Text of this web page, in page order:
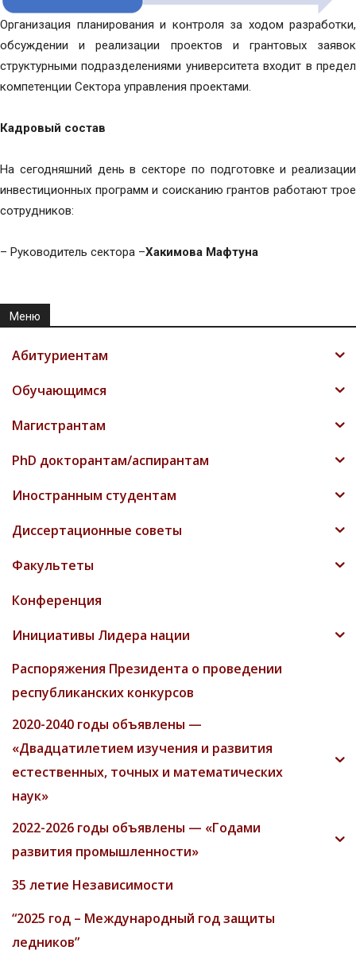
Организация планирования и контроля за ходом разработки,
обсуждении и реализации проектов и грантовых заявок
структурными подразделениями университета входит в предел
компетенции Сектора управления проектами.
Кадровый состав
На сегодняшний день в секторе по подготовке и реализации
инвестиционных программ и соисканию грантов работают трое
сотрудников:
– Руководитель сектора –Хакимова Мафтуна
Меню
Абитуриентам
Обучающимся
Магистрантам
PhD докторантам/аспирантам
Иностранным студентам
Диссертационные советы
Факультеты
Конференция
Инициативы Лидера нации
Распоряжения Президента о проведении
республиканских конкурсов
2020-2040 годы объявлены —
«Двадцатилетием изучения и развития
естественных, точных и математических
наук»
2022-2026 годы объявлены — «Годами
развития промышленности»
35 летие Независимости
“2025 год – Международный год защиты
ледников”